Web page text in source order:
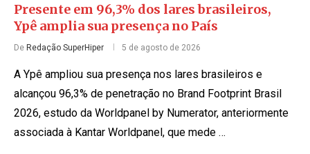
Presente em 96,3% dos lares brasileiros,
Ypê amplia sua presença no País
De Redação SuperHiper 5 de agosto de 2026
A Ypê ampliou sua presença nos lares brasileiros e
alcançou 96,3% de penetração no Brand Footprint Brasil
2026, estudo da Worldpanel by Numerator, anteriormente
associada à Kantar Worldpanel, que mede …